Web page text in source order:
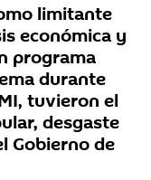
limitante
económica y
programa
durante
tuvieron el
desgaste
Gobierno de